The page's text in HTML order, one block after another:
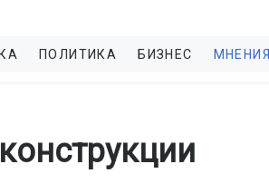
ПОЛИТИКА БИЗНЕС МНЕНИЯ